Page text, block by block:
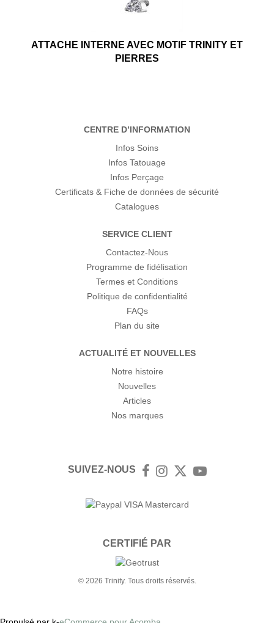
ATTACHE INTERNE AVEC MOTIF TRINITY ET
PIERRES
CENTRE D’INFORMATION
Infos Soins
Infos Tatouage
Infos Perçage
Certificats & Fiche de données de sécurité
Catalogues
SERVICE CLIENT
Contactez-Nous
Programme de fidélisation
Termes et Conditions
Politique de confidentialité
FAQs
Plan du site
ACTUALITÉ ET NOUVELLES
Notre histoire
Nouvelles
Articles
Nos marques
SUIVEZ-NOUS FacebookInstagram
TwitterYouTube
CERTIFIÉ PAR
© 2026 Trinity. Tous droits réservés.